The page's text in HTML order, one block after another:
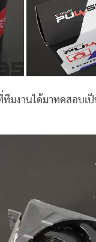
ทีมงานได้มาทดสอบ